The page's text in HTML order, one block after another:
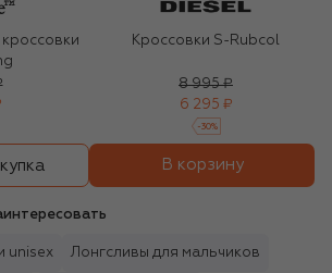
Кроссовки S-Rubcol
8 995 ₽
6 295 ₽
-30%
В корзину
unisex Лонгсливы для мальчиков